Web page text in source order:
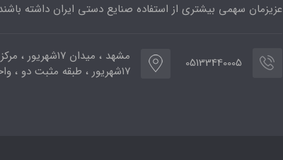
عزیزمان سهمی بیشتری از استفاده صنایع دستی ایران داشته
05133440005
مشهد ، میدان ۱۷شهریور
۱۷شهریور ، طبقه مثبت دو ، واحد ۷۷۳